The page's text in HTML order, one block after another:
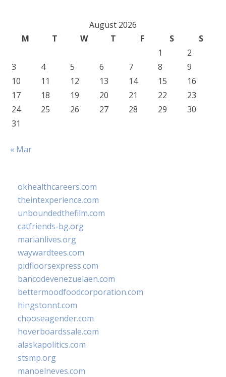
August 2026
M
T W T F S
S
1
2
3
4 5 6 7 8
9
10
11 12 13 14 15
16
17
18 19 20 21 22
23
24
25 26 27 28 29
30
31
« Mar
okhealthcareers.com
theintexperience.com
unboundedthefilm.com
catfriends-bg.org
marianlives.org
waywardtees.com
pidfloorsexpress.com
bancodevenezuelaen.com
bettermoodfoodcorporation.com
hingstonnt.com
chooseagender.com
hoverboardssale.com
alaskapolitics.com
stsmp.org
manoelneves.com